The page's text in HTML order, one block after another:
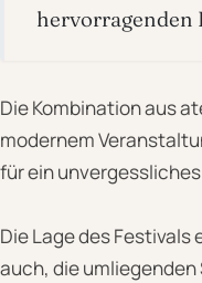
hervorragenden
Die Kombination aus
modernem
für ein
Die Lage des
auch, die